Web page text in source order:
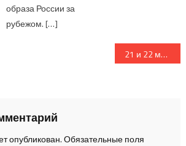
образа России за
рубежом. […]
по записям 21 и 22 марта в Ростове-на-Дону состоится Volga Fashion Week
опубликован.Обязательные поля